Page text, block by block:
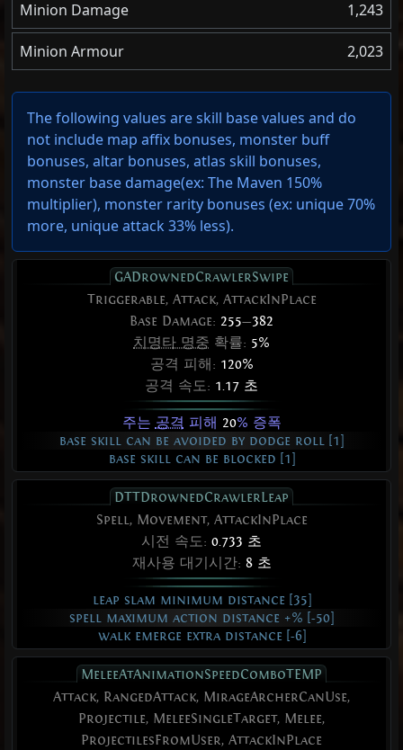
Minion Damage 1,243
Minion Armour 2,023
The following values are skill base values and do
not include map affix bonuses, monster buff
bonuses, altar bonuses, atlas skill bonuses,
monster base damage(ex: The Maven 150%
multiplier), monster rarity bonuses (ex: unique 70%
more, unique attack 33% less).
GADrownedCrawlerSwipe
Triggerable, Attack, AttackInPlace
Base Damage: 255—382
치명타 명중 확률: 5%
공격 피해: 120%
공격 속도: 1.17 초
주는 공격 피해 20% 증폭
base skill can be avoided by dodge roll [1]
base skill can be blocked [1]
DTTDrownedCrawlerLeap
Spell, Movement, AttackInPlace
시전 속도: 0.733 초
재사용 대기시간: 8 초
leap slam minimum distance [35]
spell maximum action distance +% [-50]
walk emerge extra distance [-6]
MeleeAtAnimationSpeedComboTEMP
Attack, RangedAttack, MirageArcherCanUse,
Projectile, MeleeSingleTarget, Melee,
ProjectilesFromUser, AttackInPlace